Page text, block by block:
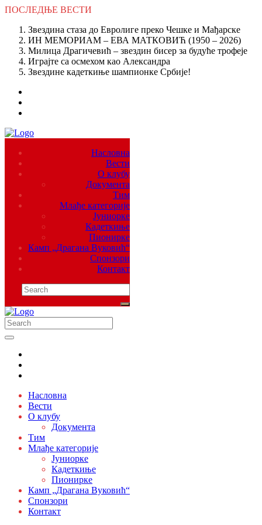
ПОСЛЕДЊЕ ВЕСТИ
Звездина стаза до Евролиге преко Чешке и Мађарске
ИН МЕМОРИАМ – ЕВА МАТКОВИЋ (1950 – 2026)
Милица Драгичевић – звездин бисер за будуће трофеје
Играјте са осмехом као Александра
Звездине кадеткиње шампионке Србије!
Насловна
Вести
О клубу
Документа
Тим
Млађе категорије
Јуниорке
Кадеткиње
Пионирке
Камп „Драгана Вуковић“
Спонзори
Контакт
Насловна
Вести
О клубу
Документа
Тим
Млађе категорије
Јуниорке
Кадеткиње
Пионирке
Камп „Драгана Вуковић“
Спонзори
Контакт